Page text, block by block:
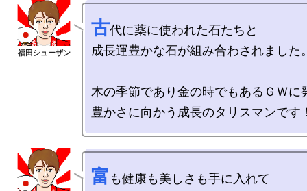
古代に薬に使われた石たちと
成長運豊かな石が組み合わされました
木の季節であり金の時でもあるＧＷに
富 も健康も美しさも手に入れて